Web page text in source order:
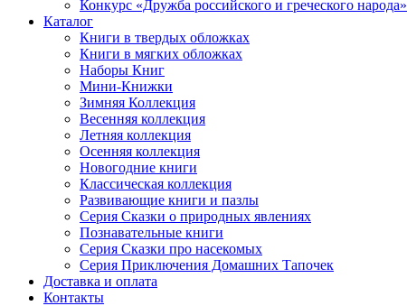
Конкурс «Дружба российского и греческого народа»
Каталог
Книги в твердых обложках
Книги в мягких обложках
Наборы Книг
Мини-Книжки
Зимняя Коллекция
Весенняя коллекция
Летняя коллекция
Осенняя коллекция
Новогодние книги
Классическая коллекция
Развивающие книги и пазлы
Серия Сказки о природных явлениях
Познавательные книги
Серия Сказки про насекомых
Серия Приключения Домашних Тапочек
Доставка и оплата
Контакты